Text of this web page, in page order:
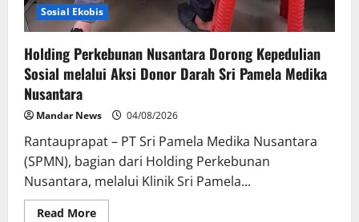
Sosial Ekobis
Holding Perkebunan Nusantara Dorong Kepedulian
Sosial melalui Aksi Donor Darah Sri Pamela Medika
Nusantara
Mandar News 04/08/2026
Rantauprapat – PT Sri Pamela Medika Nusantara
(SPMN), bagian dari Holding Perkebunan
Nusantara, melalui Klinik Sri Pamela...
Read MoreRead